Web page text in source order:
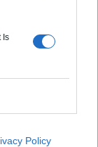
Is
Policy